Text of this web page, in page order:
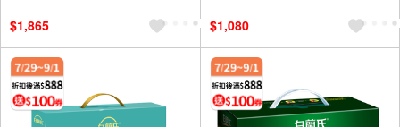
$1,865
$1,080